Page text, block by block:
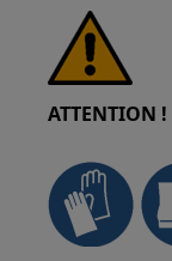
ATTENTION !